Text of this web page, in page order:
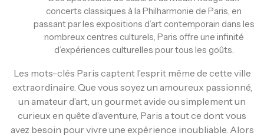
concerts classiques à la Philharmonie de Paris, en
passant par les expositions d’art contemporain dans les
nombreux centres culturels, Paris offre une infinité
d’expériences culturelles pour tous les goûts.
Les mots-clés Paris captent l’esprit même de cette ville
extraordinaire. Que vous soyez un amoureux passionné,
un amateur d’art, un gourmet avide ou simplement un
curieux en quête d’aventure, Paris a tout ce dont vous
avez besoin pour vivre une expérience inoubliable. Alors